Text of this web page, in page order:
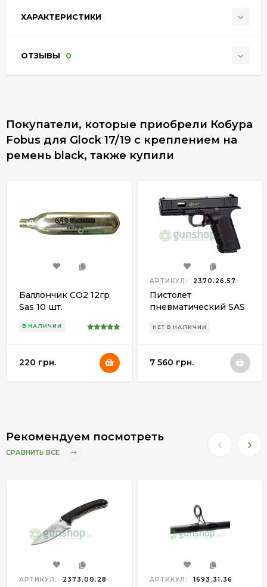
ХАРАКТЕРИСТИКИ
ОТЗЫВЫ 0
Покупатели, которые приобрели Кобура
Fobus для Glock 17/19 с креплением на
ремень black, также купили
Баллончик СО2 12гр
Sas 10 шт.
В НАЛИЧИИ
220 грн.
АРТИКУЛ: 2370.26.57
Пистолет
пневматический SAS
Blowback
НЕТ В НАЛИЧИИ
7 560 грн.
Рекомендуем посмотреть
СРАВНИТЬ ВСЕ
АРТИКУЛ: 2373.00.28 АРТИКУЛ: 1693.31.36